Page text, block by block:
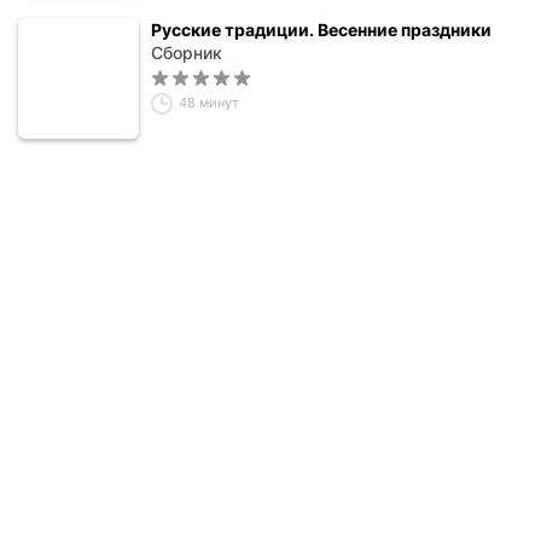
Русские традиции. Весенние праздники
Сборник
48 минут